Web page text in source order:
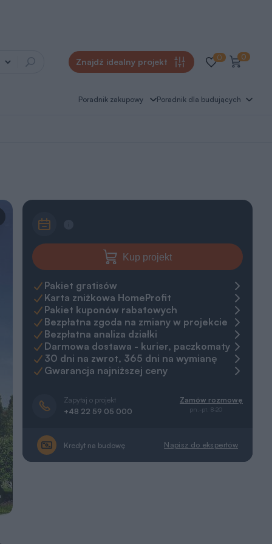
Znajdź idealny projekt 0 0
Poradnik zakupowy Poradnik dla budujących
Kup projekt
Pakiet gratisów
Karta zniżkowa HomeProfit
Pakiet kuponów rabatowych
Bezpłatna zgoda na zmiany w projekcie
Bezpłatna analiza działki
Darmowa dostawa - kurier, paczkomaty
30 dni na zwrot, 365 dni na wymianę
Gwarancja najniższej ceny
Zapytaj o projekt
+48 22 59 05 000
Zamów rozmowę
pn.-pt. 8-20
Kredyt na budowę Napisz do ekspertów